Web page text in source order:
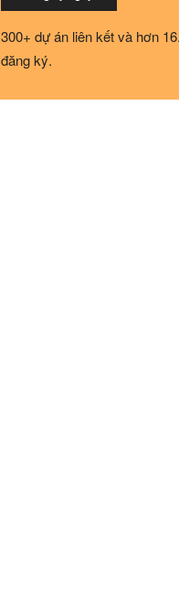
300+ dự án liên kết và hơn
đăng ký.